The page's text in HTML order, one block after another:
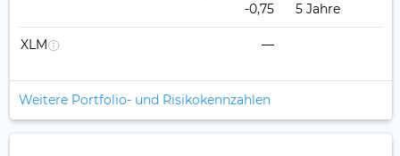
-0,75
5 Jahre
XLM —
Weitere Portfolio- und Risikokennzahlen